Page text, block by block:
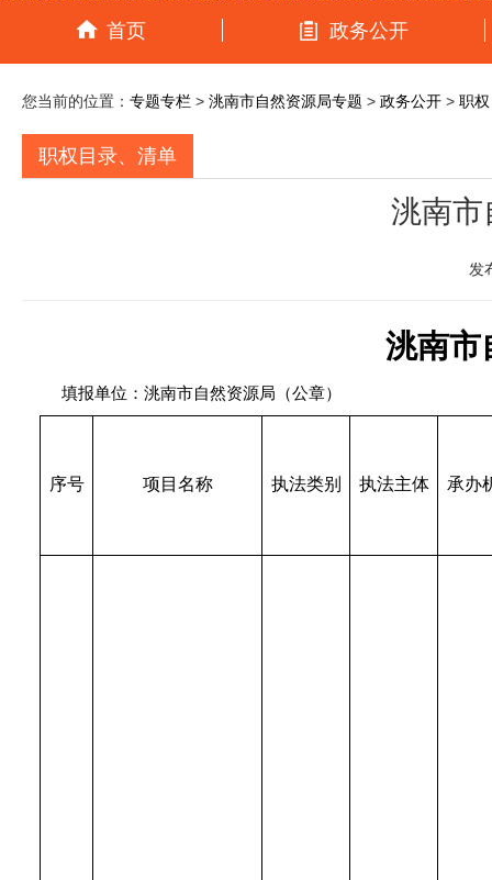
首页 政务公开
您当前的位置： 专题专栏 > 洮南市自然资源局专题 > 政务公开 > 职
职权目录、清单
洮南市
发
洮南市
填报单位：洮南市自然资源局（公章）
序号 项目名称 执法类别 执法主体 承办